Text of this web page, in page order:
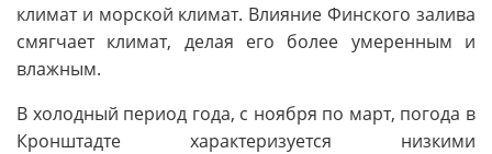
климат и морской климат. Влияние Финского залива
смягчает климат, делая его более умеренным и
влажным.
В холодный период года, с ноября по март, погода в
Кронштадте характеризуется низкими